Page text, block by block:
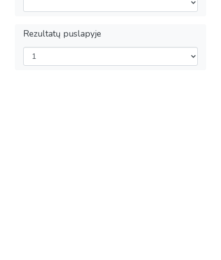
Rezultatų puslapyje